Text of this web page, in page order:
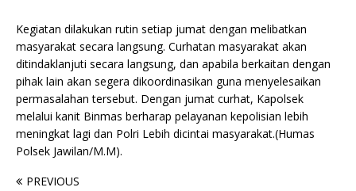
Kegiatan dilakukan rutin setiap jumat dengan melibatkan
masyarakat secara langsung. Curhatan masyarakat akan
ditindaklanjuti secara langsung, dan apabila berkaitan dengan
pihak lain akan segera dikoordinasikan guna menyelesaikan
permasalahan tersebut. Dengan jumat curhat, Kapolsek
melalui kanit Binmas berharap pelayanan kepolisian lebih
meningkat lagi dan Polri Lebih dicintai masyarakat.(Humas
Polsek Jawilan/M.M).
PREVIOUS